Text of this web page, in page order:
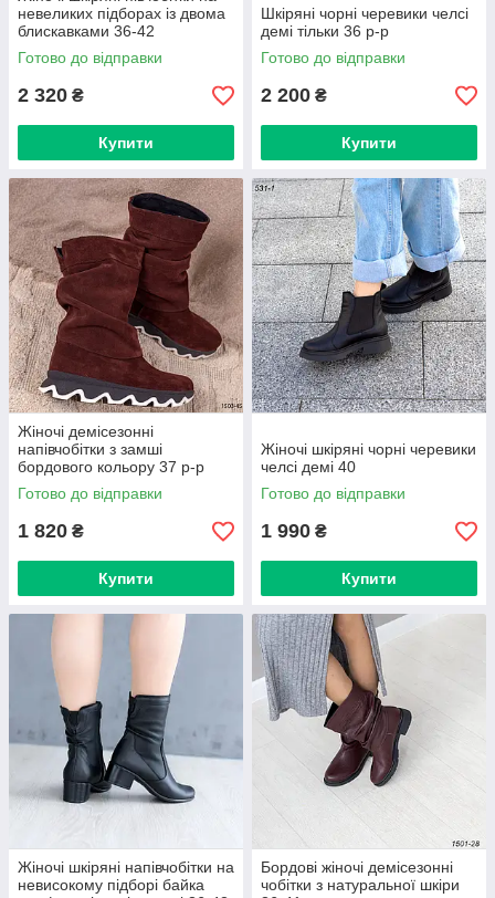
невеликих підборах із двома
блискавками 36-42
Готово до відправки
2 320 ₴
Купити
Шкіряні чорні черевики челсі
демі тільки 36 р-р
Готово до відправки
2 200 ₴
Купити
Жіночі демісезонні
напівчобітки з замші
бордового кольору 37 р-р
Готово до відправки
1 820 ₴
Купити
Жіночі шкіряні чорні черевики
челсі демі 40
Готово до відправки
1 990 ₴
Купити
Жіночі шкіряні напівчобітки на
невисокому підборі байка
Бордові жіночі демісезонні
чобітки з натуральної шкіри